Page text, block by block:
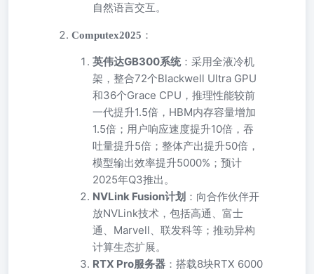
自然语言交互。
Computex2025 ：
英伟达GB300系统：采用全液冷机
架，整合72个Blackwell Ultra GPU
和36个Grace CPU，推理性能较前
一代提升1.5倍，HBM内存容量增加
1.5倍；用户响应速度提升10倍，吞
吐量提升5倍；整体产出提升50倍，
模型输出效率提升5000%；预计
2025年Q3推出。
NVLink Fusion计划 ：向合作伙伴开
放NVLink技术，包括高通、富士
通、Marvell、联发科等；推动异构
计算生态扩展。
RTX Pro服务器 ：搭载8块RTX 6000